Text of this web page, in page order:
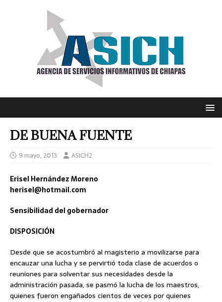
DE BUENA FUENTE
9 mayo, 2013 ASICH2
Erisel Hernández Moreno
herisel@hotmail.com
Sensibilidad del gobernador
DISPOSICIÓN
Desde que se acostumbró al magisterio a movilizarse para
encauzar una lucha y se pervirtió toda clase de acuerdos o
reuniones para solventar sus necesidades desde la
administración pasada, se pasmó la lucha de los maestros,
quienes fueron engañados cientos de veces por quienes